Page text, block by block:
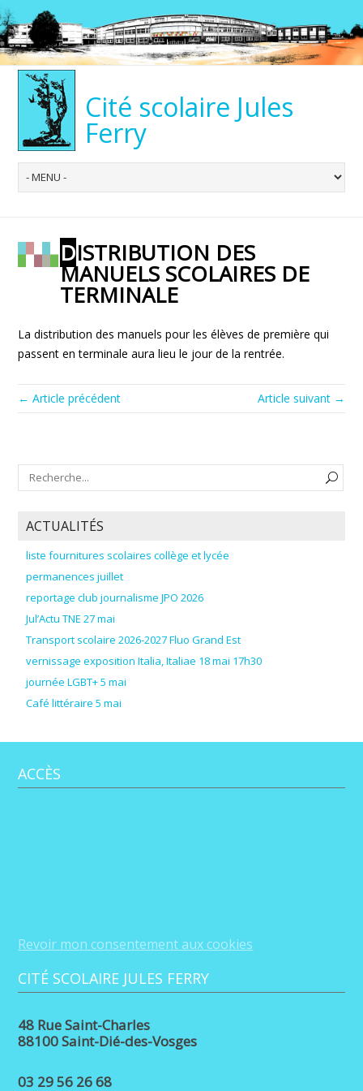
Cité scolaire Jules
Ferry
DISTRIBUTION DES
MANUELS SCOLAIRES DE
TERMINALE
La distribution des manuels pour les élèves de première qui
passent en terminale aura lieu le jour de la rentrée.
← Article précédent Article suivant →
ACTUALITÉS
liste fournitures scolaires collège et lycée
permanences juillet
reportage club journalisme JPO 2026
Jul’Actu TNE 27 mai
Transport scolaire 2026-2027 Fluo Grand Est
vernissage exposition Italia, Italiae 18 mai 17h30
journée LGBT+ 5 mai
Café littéraire 5 mai
ACCÈS
Revoir mon consentement aux cookies
CITÉ SCOLAIRE JULES FERRY
48 Rue Saint-Charles
88100 Saint-Dié-des-Vosges
03 29 56 26 68